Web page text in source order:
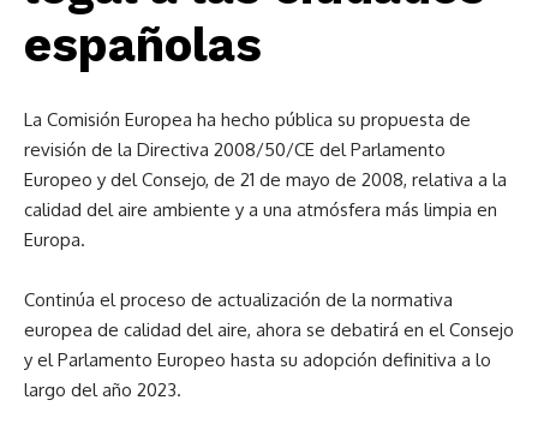
españolas
La Comisión Europea ha hecho pública su propuesta de
revisión de la Directiva 2008/50/CE del Parlamento
Europeo y del Consejo, de 21 de mayo de 2008, relativa a la
calidad del aire ambiente y a una atmósfera más limpia en
Europa.
Continúa el proceso de actualización de la normativa
europea de calidad del aire, ahora se debatirá en el Consejo
y el Parlamento Europeo hasta su adopción definitiva a lo
largo del año 2023.